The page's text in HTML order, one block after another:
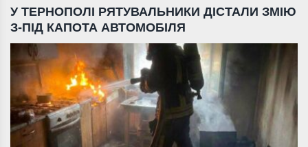
У ТЕРНОПОЛІ РЯТУВАЛЬНИКИ ДІСТАЛИ ЗМІЮ
З-ПІД КАПОТА АВТОМОБІЛЯ